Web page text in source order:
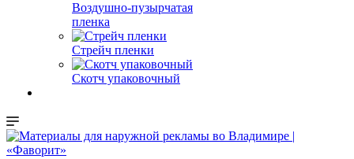
Воздушно-пузырчатая
пленка
Стрейч пленки
Скотч упаковочный